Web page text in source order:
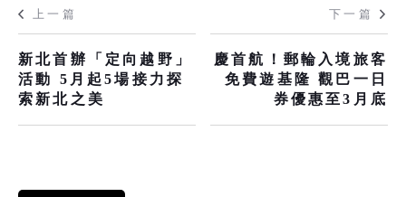
上一篇
新北首辦「定向越野」
活動 5月起5場接力探
索新北之美
下一篇
慶首航！郵輪入境旅客
免費遊基隆 觀巴一日
券優惠至3月底